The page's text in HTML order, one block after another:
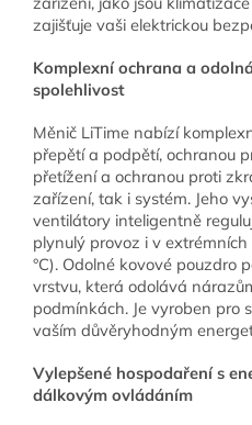
zajišťuje vaši elektrickou
Komplexní ochrana a
spolehlivost
Měnič LiTime nabízí
přepětí a podpětí, ochranou
přetížení a ochranou proti
zařízení, tak i systém. Jeho
ventilátory inteligentně
plynulý provoz i v
°C). Odolné kovové pouzdro
vrstvu, která odolává
podmínkách. Je vyroben pro
vaším důvěryhodným
Vylepšené hospodaření s
dálkovým ovládáním